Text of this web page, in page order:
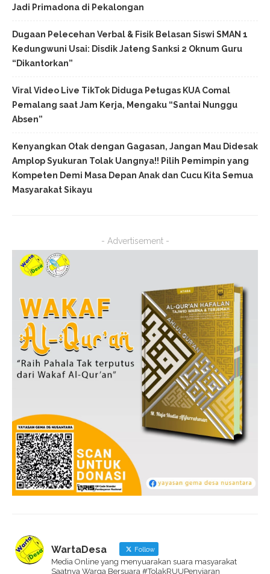
Jadi Primadona di Pekalongan
Dugaan Pelecehan Verbal & Fisik Belasan Siswi SMAN 1
Kedungwuni Usai: Disdik Jateng Sanksi 2 Oknum Guru
“Dikantorkan”
Viral Video Live TikTok Diduga Petugas KUA Comal
Pemalang saat Jam Kerja, Mengaku “Santai Nunggu
Absen”
Kenyangkan Otak dengan Gagasan, Jangan Mau Didesak
Amplop Syukuran Tolak Uangnya!! Pilih Pemimpin yang
Kompeten Demi Masa Depan Anak dan Cucu Kita Semua
Masyarakat Sikayu
- Advertisement -
WartaDesa Follow
Media Online yang menyuarakan suara masyarakat
Saatnya Warga Bersuara #TolakRUUPenyiaran